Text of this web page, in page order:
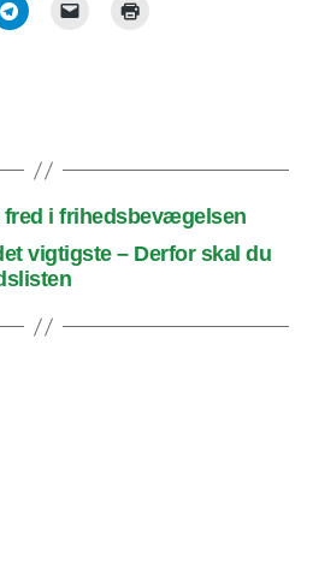
fred i frihedsbevægelsen
vigtigste – Derfor skal du